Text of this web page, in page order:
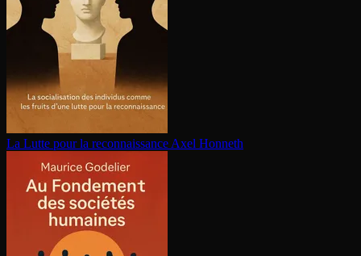
La Lutte pour la re­con­nais­sance Axel Honneth